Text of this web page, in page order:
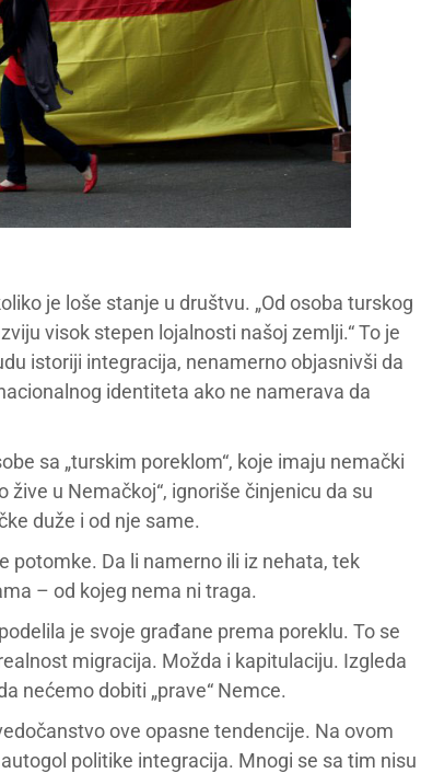
je loše stanje u društvu. „Od osoba turskog
visok stepen lojalnosti našoj zemlji.“ To je
istoriji integracija, nenamerno objasnivši da
identiteta ako ne namerava da
sa „turskim poreklom“, koje imaju nemački
žive u Nemačkoj“, ignoriše činjenicu da su
duže i od nje same.
potomke. Da li namerno ili iz nehata, tek
– od kojeg nema ni traga.
je svoje građane prema poreklu. To se
migracija. Možda i kapitulaciju. Izgleda
nećemo dobiti „prave“ Nemce.
ove opasne tendencije. Na ovom
politike integracija. Mnogi se sa tim nisu